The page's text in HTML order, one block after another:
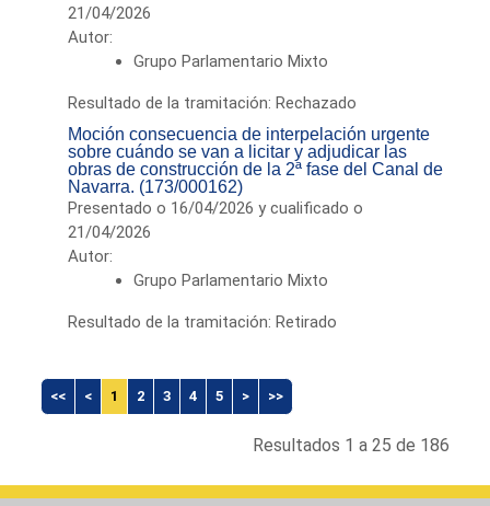
21/04/2026
Autor:
Grupo Parlamentario Mixto
Resultado de la tramitación: Rechazado
Moción consecuencia de interpelación urgente
sobre cuándo se van a licitar y adjudicar las
obras de construcción de la 2ª fase del Canal de
Navarra. (173/000162)
Presentado o 16/04/2026 y cualificado o
21/04/2026
Autor:
Grupo Parlamentario Mixto
Resultado de la tramitación: Retirado
<< < 1 2 3 4 5 > >>
Resultados 1 a 25 de 186